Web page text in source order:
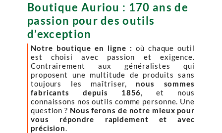
Boutique Auriou : 170 ans de
passion pour des outils
d’exception
Notre boutique en ligne : où chaque outil
est choisi avec passion et exigence.
Contrairement aux généralistes qui
proposent une multitude de produits sans
toujours les maîtriser, nous sommes
fabricants depuis 1856, et nous
connaissons nos outils comme personne. Une
question ? Nous ferons de notre mieux pour
vous répondre rapidement et avec
précision.